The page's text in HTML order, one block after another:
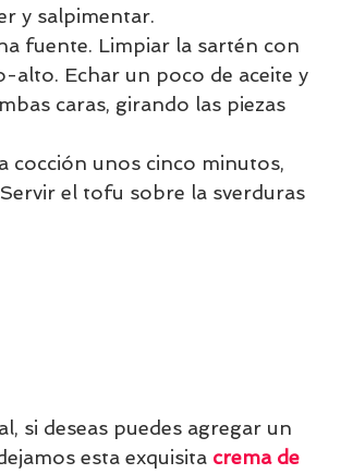
y salpimentar.
fuente. Limpiar la sartén con
alto. Echar un poco de aceite y
caras, girando las piezas
cocción unos cinco minutos,
el tofu sobre la sverduras
si deseas puedes agregar un
esta exquisita crema de